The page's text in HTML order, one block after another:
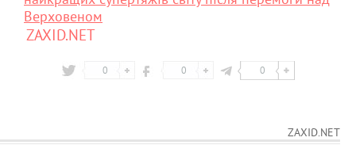
Верховеном
ZAXID.NET
0 0 0
ZAXID.NET